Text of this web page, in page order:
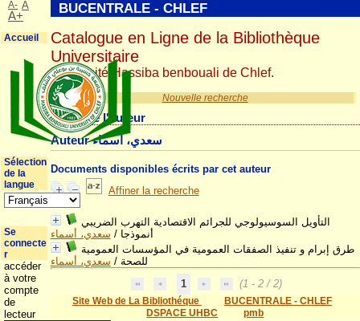
Nouvelle recherche
Détail de l'auteur
Auteur سعدي، أسماء
Documents disponibles écrits par cet auteur
Affiner la recherche
التأويل السوسيولوجي للجرائم الاقتصادية التهرب الضريبي
أنموذجا / سعدي، أسماء
طرق إبرام و تنفیذ الصفقات العمومية في المؤسسات العمومية
للصحة / سعدي، أسماء
1
(1 - 2 / 2)
Site Web de La Bibliothéque
BUCENTRALE - CHLEF
DSPACE UHBC
pmb
BUCENTRALE - CHLEF
Catalogue en Ligne de la Bibliothèque
Universitaire
Université Hassiba benbouali de Chlef.
A- A
A+
Accueil
Sélection
de la
langue
Se
connecte
r
accéder
à votre
compte
de
lecteur